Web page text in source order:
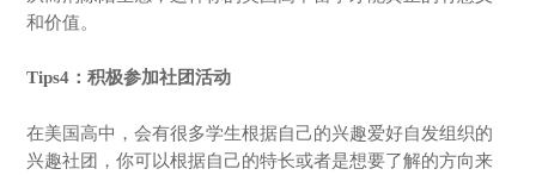
和价值。
Tips4：积极参加社团活动
在美国高中，会有很多学生根据自己的兴趣爱好自发组织的
兴趣社团，你可以根据自己的特长或者是想要了解的方向来